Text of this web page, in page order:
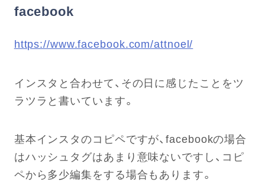
facebook
https://www.facebook.com/attnoel/
インスタと合わせて、その日に感じたことをツ
ラツラと書いています。
基本インスタのコピペですが、facebookの場合
はハッシュタグはあまり意味ないですし、コピ
ペから多少編集をする場合もあります。